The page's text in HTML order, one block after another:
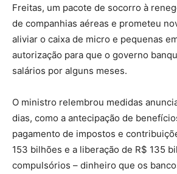
Freitas, um pacote de socorro à
de companhias aéreas e prometeu
aliviar o caixa de micro e pequenas
autorização para que o governo
salários por alguns meses.
O ministro relembrou medidas
dias, como a antecipação de
pagamento de impostos e
153 bilhões e a liberação de R$ 135
compulsórios – dinheiro que os